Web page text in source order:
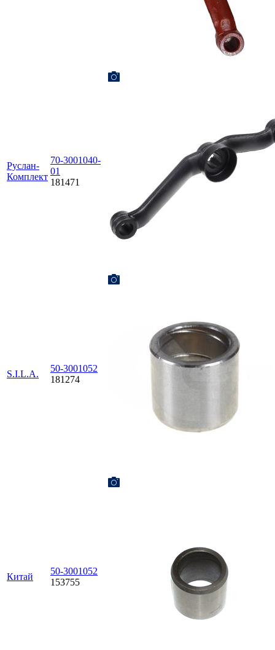
Руслан-
Комплект
70-3001040-
01
181471
S.I.L.A.
50-3001052
181274
Китай
50-3001052
153755